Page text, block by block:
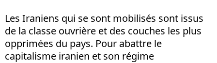
Les Iraniens qui se sont mobilisés sont issus
de la classe ouvrière et des couches les plus
opprimées du pays. Pour abattre le
capitalisme iranien et son régime